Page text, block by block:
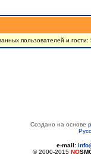
пользователей и гости:
Создано на основе
e-mail:
© 2000-2015 NO